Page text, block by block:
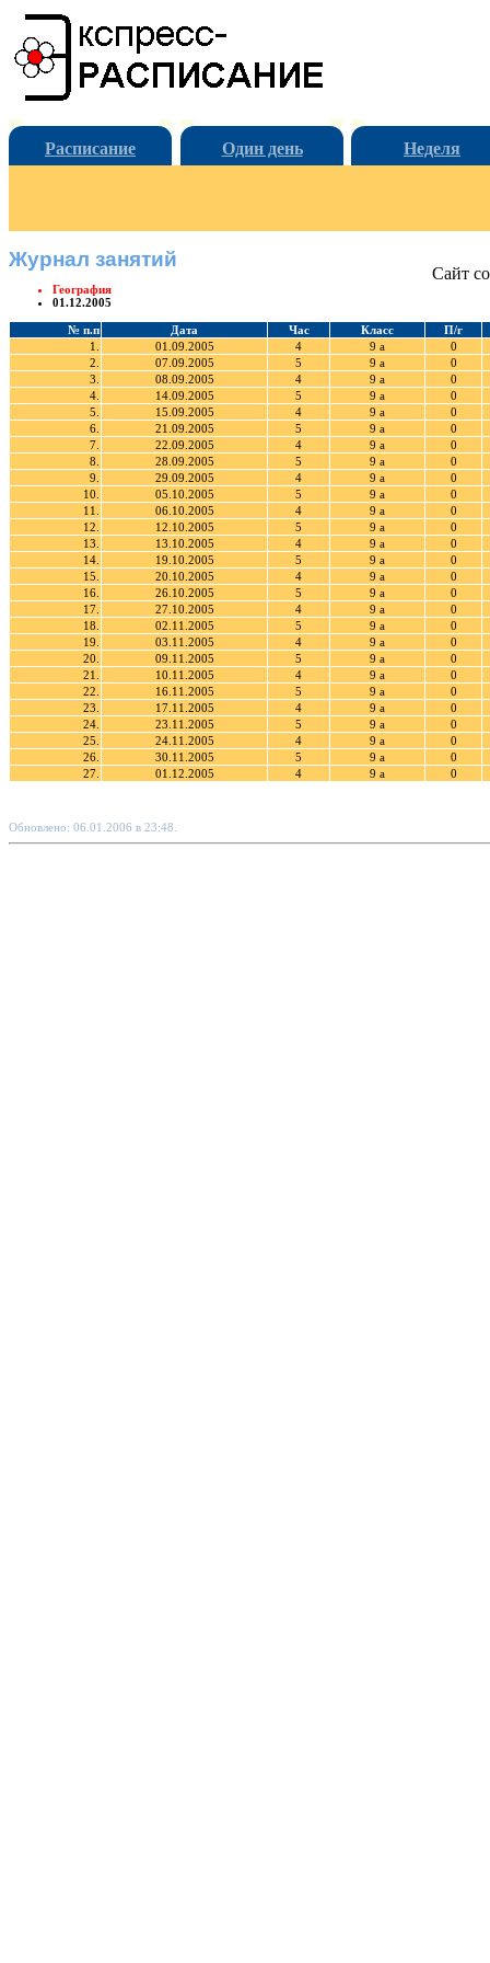
Расписание Один день Неделя
Журнал занятий
География
01.12.2005
№ п.п Дата Час Класс
П/г
1.
01.09.2005 4 9 а
0
2.
07.09.2005 5 9 а
0
3.
08.09.2005 4 9 а
0
4.
14.09.2005 5 9 а
0
5.
15.09.2005 4 9 а
0
6.
21.09.2005 5 9 а
0
7.
22.09.2005 4 9 а
0
8.
28.09.2005 5 9 а
0
9.
29.09.2005 4 9 а
0
10.
05.10.2005 5 9 а
0
11.
06.10.2005 4 9 а
0
12.
12.10.2005 5 9 а
0
13.
13.10.2005 4 9 а
0
14.
19.10.2005 5 9 а
0
15.
20.10.2005 4 9 а
0
16.
26.10.2005 5 9 а
0
17.
27.10.2005 4 9 а
0
18.
02.11.2005 5 9 а
0
19.
03.11.2005 4 9 а
0
20.
09.11.2005 5 9 а
0
21.
10.11.2005 4 9 а
0
22.
16.11.2005 5 9 а
0
23.
17.11.2005 4 9 а
0
24.
23.11.2005 5 9 а
0
25.
24.11.2005 4 9 а
0
26.
30.11.2005 5 9 а
0
27.
01.12.2005 4 9 а 0
Обновлено: 06.01.2006 в 23:48.
Сайт